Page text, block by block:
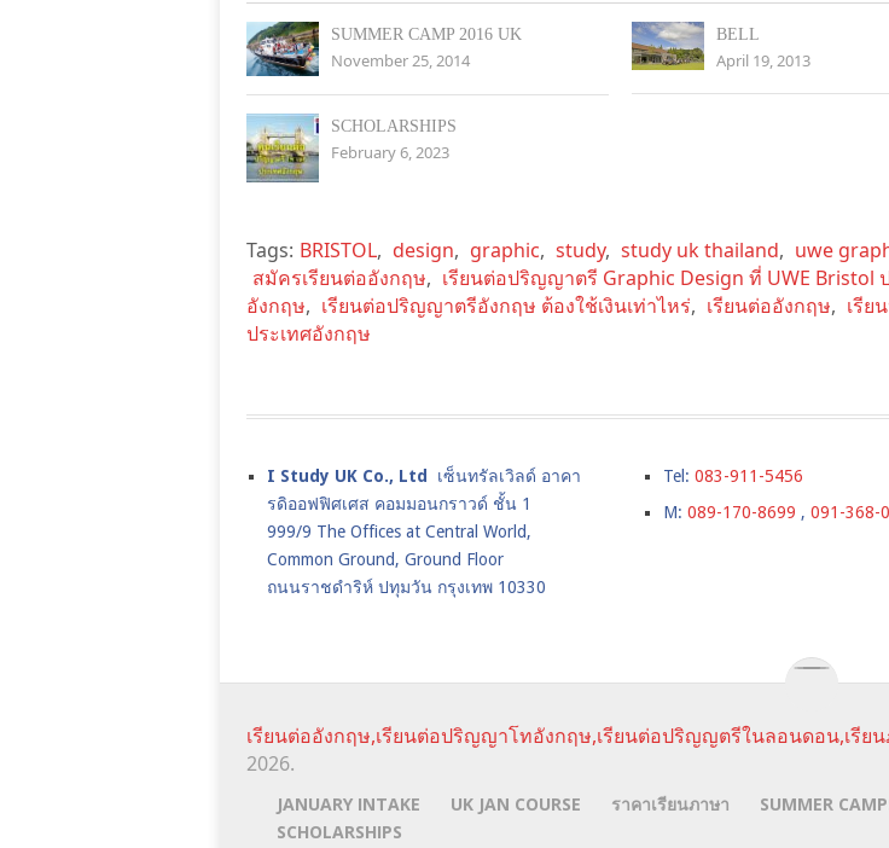
SUMMER CAMP 2016 UK
November 25, 2014
BELL
April 19, 2013
SCHOLARSHIPS
February 6, 2023
Tags: BRISTOL, design, graphic, study, study uk thailand, uwe
สมัครเรียนต่ออังกฤษ, เรียนต่อปริญญาตรี Graphic Design ที่ UWE Bristol
อังกฤษ, เรียนต่อปริญญาตรีอังกฤษ ต้องใช้เงินเท่าไหร่, เรียนต่ออังกฤษ, เรีย
ประเทศอังกฤษ
I Study UK Co., Ltd เซ็นทรัลเวิลด์ อาคา
รดิออฟฟิศเศส คอมมอนกราวด์ ชั้น 1
999/9 The Offices at Central World,
Common Ground, Ground Floor
ถนนราชดำริห์ ปทุมวัน กรุงเทพ 10330
Tel: 083-911-5456
M: 089-170-8699 , 091-368-
เรียนต่ออังกฤษ,เรียนต่อปริญญาโทอังกฤษ,เรียนต่อปริญญตรีในลอนดอน,เรีย
2026.
JANUARY INTAKE UK JAN COURSE ราคาเรียนภาษา SUMMER
SCHOLARSHIPS